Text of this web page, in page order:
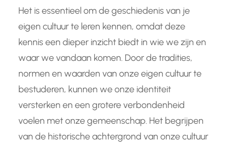
Het is essentieel om de geschiedenis van je
eigen cultuur te leren kennen, omdat deze
kennis een dieper inzicht biedt in wie we zijn en
waar we vandaan komen. Door de tradities,
normen en waarden van onze eigen cultuur te
bestuderen, kunnen we onze identiteit
versterken en een grotere verbondenheid
voelen met onze gemeenschap. Het begrijpen
van de historische achtergrond van onze cultuur